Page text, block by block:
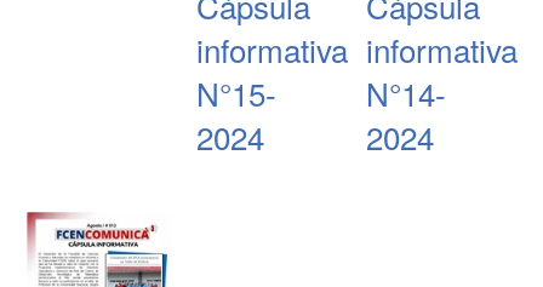
informativa
N°15-
2024
informativa
N°14-
2024